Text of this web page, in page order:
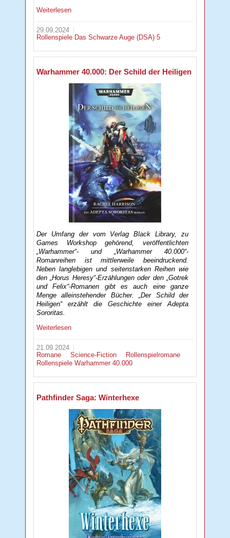
Weiterlesen
29.09.2024
Rollenspiele Das Schwarze Auge (DSA) 5
Warhammer 40.000: Der Schild der Heiligen
Der Umfang der vom Verlag Black Library, zu
Games Workshop gehörend, veröffentlichten
„Warhammer“- und „Warhammer 40.000“-
Romanreihen ist mittlerweile beeindruckend.
Neben langlebigen und seitenstarken Reihen wie
den „Horus Heresy“-Erzählungen oder den „Gotrek
und Felix“-Romanen gibt es auch eine ganze
Menge alleinstehender Bücher. „Der Schild der
Heiligen“ erzählt die Geschichte einer Adepta
Sororitas.
Weiterlesen
21.09.2024
Romane Science-Fiction
Rollenspielromane
RollenspieleWarhammer 40.000
Pathfinder Saga: Winterhexe